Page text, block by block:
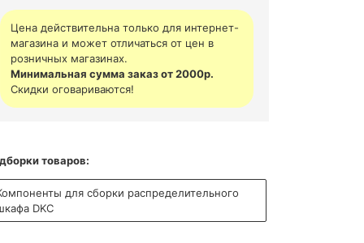
Цена действительна только для интернет-
магазина и может отличаться от цен в
розничных магазинах.
Минимальная сумма заказ от 2000р.
Скидки оговариваются!
товаров:
для сборки распределительного
DKC